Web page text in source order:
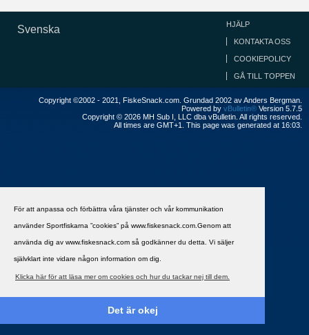
För att anpassa och förbättra våra tjänster och vår kommunikation
använder Sportfiskarna ”cookies” på www.fiskesnack.com.Genom att
använda dig av www.fiskesnack.com så godkänner du detta. Vi säljer
självklart inte vidare någon information om dig.
Klicka här för att läsa mer om cookies och hur du tackar nej till dem.
Det är okej
Svenska HJÄLP
KONTAKTA OSS
COOKIEPOLICY
GÅ TILL TOPPEN
Copyright ©2002 - 2021, FiskeSnack.com. Grundad 2002 av Anders Bergman.
Powered by vBulletin® Version 5.7.5
Copyright © 2026 MH Sub I, LLC dba vBulletin. All rights reserved.
All times are GMT+1. This page was generated at 16:03.